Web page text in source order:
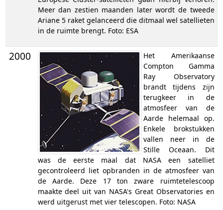
Meer dan zestien maanden later wordt de tweede
Ariane 5 raket gelanceerd die ditmaal wel satellieten
in de ruimte brengt. Foto: ESA
2000
Het Amerikaanse
Compton Gamma
Ray Observatory
brandt tijdens zijn
terugkeer in de
atmosfeer van de
Aarde helemaal op.
Enkele brokstukken
vallen neer in de
Stille Oceaan. Dit
was de eerste maal dat NASA een satelliet
gecontroleerd liet opbranden in de atmosfeer van
de Aarde. Deze 17 ton zware ruimtetelescoop
maakte deel uit van NASA's Great Observatories en
werd uitgerust met vier telescopen. Foto: NASA